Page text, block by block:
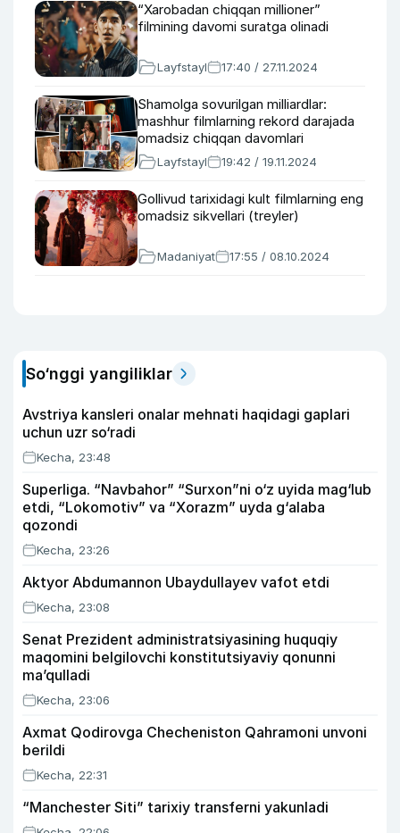
“Xarobadan chiqqan millioner”
filmining davomi suratga olinadi
Layfstayl 17:40 / 27.11.2024
Shamolga sovurilgan milliardlar:
mashhur filmlarning rekord darajada
omadsiz chiqqan davomlari
Layfstayl 19:42 / 19.11.2024
Gollivud tarixidagi kult filmlarning eng
omadsiz sikvellari (treyler)
Madaniyat 17:55 / 08.10.2024
So‘nggi yangiliklar
Avstriya kansleri onalar mehnati haqidagi gaplari
uchun uzr so‘radi
Kecha, 23:48
Superliga. “Navbahor” “Surxon”ni o‘z uyida mag‘lub
etdi, “Lokomotiv” va “Xorazm” uyda g‘alaba
qozondi
Kecha, 23:26
Aktyor Abdu­mannon Ubaydullayev vafot etdi
Kecha, 23:08
Senat Prezident administratsiyasining huquqiy
maqomini belgilovchi konstitutsiyaviy qonunni
ma’qulladi
Kecha, 23:06
Axmat Qodirovga Checheniston Qahramoni unvoni
berildi
Kecha, 22:31
“Manchester Siti” tarixiy transferni yakunladi